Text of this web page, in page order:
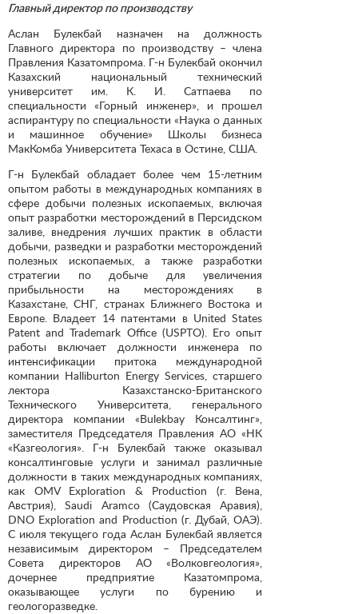
Главный директор по производству
Аслан Булекбай назначен на должность
Главного директора по производству – члена
Правления Казатомпрома. Г-н Булекбай окончил
Казахский национальный технический
университет им. К. И. Сатпаева по
специальности «Горный инженер», и прошел
аспирантуру по специальности «Наука о данных
и машинное обучение» Школы бизнеса
МакКомба Университета Техаса в Остине, США.
Г-н Булекбай обладает более чем 15-летним
опытом работы в международных компаниях в
сфере добычи полезных ископаемых, включая
опыт разработки месторождений в Персидском
заливе, внедрения лучших практик в области
добычи, разведки и разработки месторождений
полезных ископаемых, а также разработки
стратегии по добыче для увеличения
прибыльности на месторождениях в
Казахстане, СНГ, странах Ближнего Востока и
Европе. Владеет 14 патентами в United States
Patent and Trademark Office (USPTO). Его опыт
работы включает должности инженера по
интенсификации притока международной
компании Halliburton Energy Services, старшего
лектора Казахстанско-Британского
Технического Университета, генерального
директора компании «Bulekbay Консалтинг»,
заместителя Председателя Правления АО «НК
«Казгеология». Г-н Булекбай также оказывал
консалтинговые услуги и занимал различные
должности в таких международных компаниях,
как OMV Exploration & Production (г. Вена,
Австрия), Saudi Aramco (Саудовская Аравия),
DNO Exploration and Production (г. Дубай, ОАЭ).
С июля текущего года Аслан Булекбай является
независимым директором – Председателем
Совета директоров АО «Волковгеология»,
дочернее предприятие Казатомпрома,
оказывающее услуги по бурению и
геологоразведке.